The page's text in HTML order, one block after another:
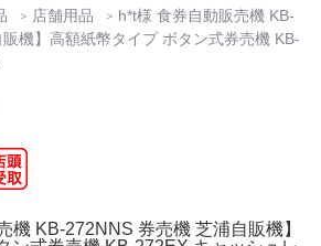
店舗用品
h*t様 食券自動販売機 KB-
機】高額紙幣タイプ ボタン式券売機 KB-